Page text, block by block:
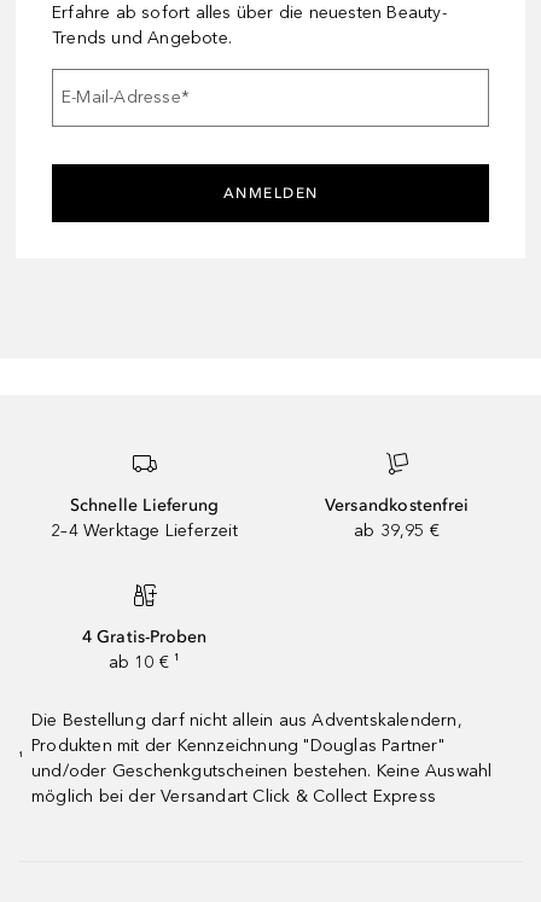
Erfahre ab sofort alles über die neuesten Beauty-
Trends und Angebote.
E-Mail-Adresse*
ANMELDEN
Schnelle Lieferung
2–4 Werktage Lieferzeit
Versandkostenfrei
ab 39,95 €
4 Gratis-Proben
ab 10 € ¹
¹
Die Bestellung darf nicht allein aus Adventskalendern,
Produkten mit der Kennzeichnung "Douglas Partner"
und/oder Geschenkgutscheinen bestehen. Keine Auswahl
möglich bei der Versandart Click & Collect Express